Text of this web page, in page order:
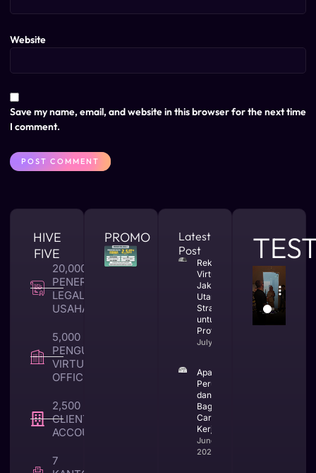
Website
Save my name, email, and website in this browser for the next time
I comment.
HIVE
FIVE
20,000 +
PENERBITAN
LEGALITAS
USAHA
5,000 +
PENGUNA
VIRTUAL
OFFICE
2,500 +
CLIENT TAX &
ACCOUNTING
7
PROMO
Latest
Post
Rekomendasi
Virtual Office
Jakarta
Utara yang
Strategis
untuk Bisnis
Profesional
July 23, 2026
Apa Itu CV
Perusahaan
dan
Bagaimana
Cara
Kerjanya
June 25,
2026